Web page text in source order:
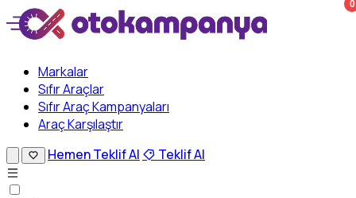
Markalar
Sıfır Araçlar
Sıfır Araç Kampanyaları
Araç Karşılaştır
0
Hemen Teklif Al Teklif Al